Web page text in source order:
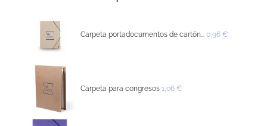
Carpeta portadocumentos de cartón... 0,96 €
Carpeta para congresos 1,06 €